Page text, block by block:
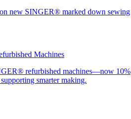
new SINGER® marked down sewing
Machines
refurbished machines—now 10%
smarter making.